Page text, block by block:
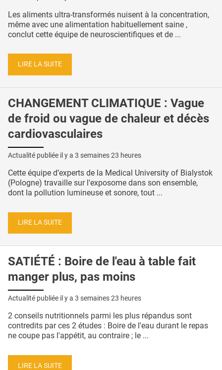
Les aliments ultra-transformés nuisent à la concentration,
même avec une alimentation habituellement saine ,
conclut cette équipe de neuroscientifiques et de ...
LIRE LA SUITE
CHANGEMENT CLIMATIQUE : Vague
de froid ou vague de chaleur et décès
cardiovasculaires
Actualité publiée il y a 3 semaines 23 heures
Cette équipe d’experts de la Medical University of Bialystok
(Pologne) travaille sur l'exposome dans son ensemble,
dont la pollution lumineuse et sonore, tout ...
LIRE LA SUITE
SATIÉTÉ : Boire de l'eau à table fait
manger plus, pas moins
Actualité publiée il y a 3 semaines 23 heures
2 conseils nutritionnels parmi les plus répandus sont
contredits par ces 2 études : Boire de l'eau durant le repas
ne coupe pas l'appétit, au contraire ; le ...
LIRE LA SUITE